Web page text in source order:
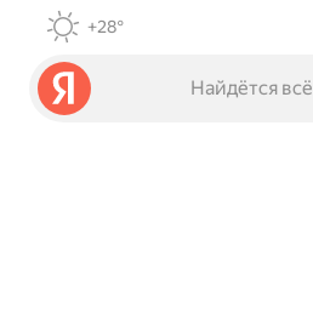
+28°
Найдётся всё